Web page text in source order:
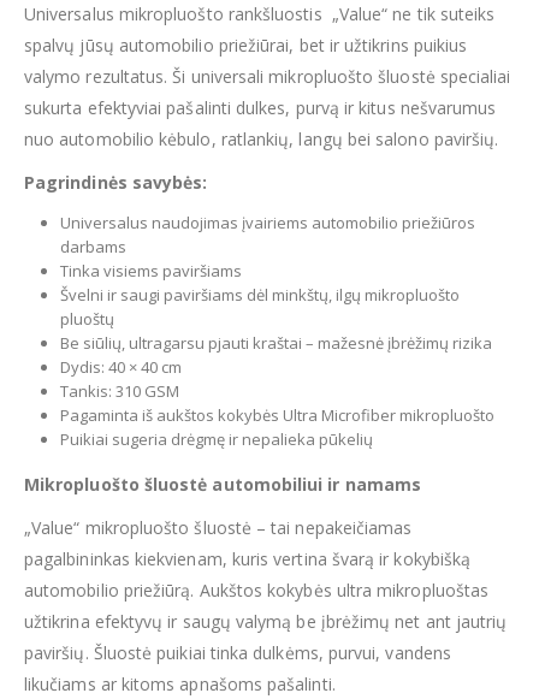
Universalus mikropluošto rankšluostis „Value“ ne tik suteiks
spalvų jūsų automobilio priežiūrai, bet ir užtikrins puikius
valymo rezultatus. Ši universali mikropluošto šluostė specialiai
sukurta efektyviai pašalinti dulkes, purvą ir kitus nešvarumus
nuo automobilio kėbulo, ratlankių, langų bei salono paviršių.
Pagrindinės savybės:
Universalus naudojimas įvairiems automobilio priežiūros
darbams
Tinka visiems paviršiams
Švelni ir saugi paviršiams dėl minkštų, ilgų mikropluošto
pluoštų
Be siūlių, ultragarsu pjauti kraštai – mažesnė įbrėžimų rizika
Dydis: 40 × 40 cm
Tankis: 310 GSM
Pagaminta iš aukštos kokybės Ultra Microfiber mikropluošto
Puikiai sugeria drėgmę ir nepalieka pūkelių
Mikropluošto šluostė automobiliui ir namams
„Value“ mikropluošto šluostė – tai nepakeičiamas
pagalbininkas kiekvienam, kuris vertina švarą ir kokybišką
automobilio priežiūrą. Aukštos kokybės ultra mikropluoštas
užtikrina efektyvų ir saugų valymą be įbrėžimų net ant jautrių
paviršių. Šluostė puikiai tinka dulkėms, purvui, vandens
likučiams ar kitoms apnašoms pašalinti.